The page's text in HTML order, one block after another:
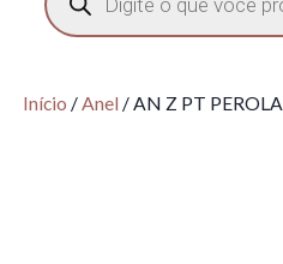
Início /Anel / AN Z PT